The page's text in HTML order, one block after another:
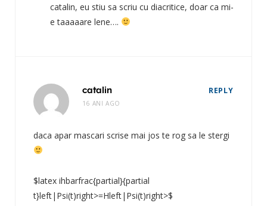
catalin, eu stiu sa scriu cu diacritice, doar ca mi-
e taaaaare lene….
catalin
16 ANI AGO
REPLY
daca apar mascari scrise mai jos te rog sa le stergi
$latex ihbarfrac{partial}{partial
t}left|Psi(t)right>=Hleft|Psi(t)right>$